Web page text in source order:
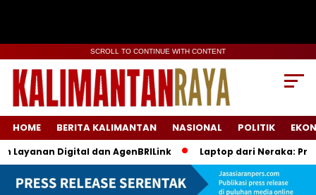
SCROLL TO CONTINUE WITH CONTENT
HOME BERITA KALIMANTAN NASIONAL POLITIK
Digital dan AgenBRILink Laptop dari Neraka: